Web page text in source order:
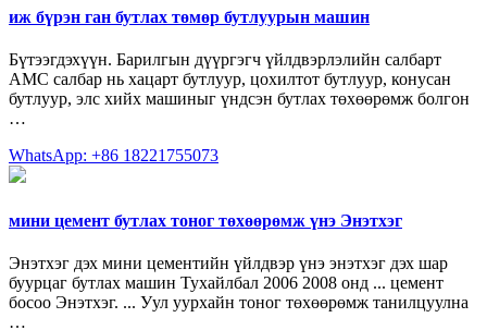
иж бүрэн ган бутлах төмөр бутлуурын машин
Бүтээгдэхүүн. Барилгын дүүргэгч үйлдвэрлэлийн салбарт
AMC салбар нь хацарт бутлуур, цохилтот бутлуур, конусан
бутлуур, элс хийх машиныг үндсэн бутлах төхөөрөмж болгон
…
WhatsApp: +86 18221755073
мини цемент бутлах тоног төхөөрөмж үнэ Энэтхэг
Энэтхэг дэх мини цементийн үйлдвэр үнэ энэтхэг дэх шар
буурцаг бутлах машин Тухайлбал 2006 2008 онд ... цемент
босоо Энэтхэг. ... Уул уурхайн тоног төхөөрөмж танилцуулна
…